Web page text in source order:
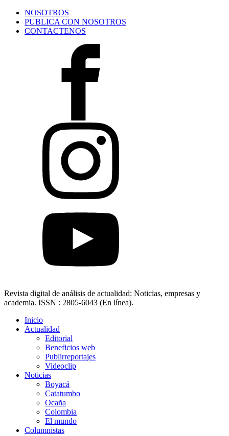
NOSOTROS
PUBLICA CON NOSOTROS
CONTACTENOS
Revista digital de análisis de actualidad: Noticias, empresas y
academia. ISSN : 2805-6043 (En línea).
Inicio
Actualidad
Editorial
Beneficios web
Publirreportajes
Videoclip
Noticias
Boyacá
Catatumbo
Ocaña
Colombia
El mundo
Columnistas